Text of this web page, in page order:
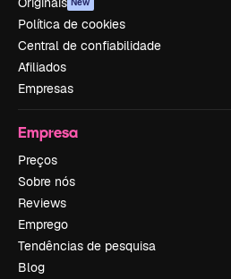
New
Política de cookies
Central de confiabilidade
Afiliados
Empresas
Empresa
Preços
Sobre nós
Reviews
Emprego
Tendências de pesquisa
Blog